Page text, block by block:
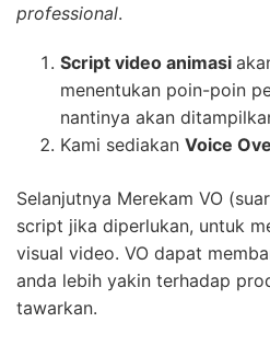
professional.
Script video animasi
menentukan poin-poin
nantinya akan
Kami sediakan Voice
Selanjutnya Merekam VO
script jika diperlukan, untuk
visual video. VO dapat
anda lebih yakin terhadap
tawarkan.